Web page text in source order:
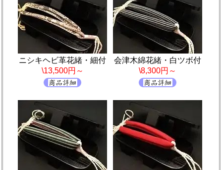
ニシキヘビ革花緒・細付
\13,500円～
会津木綿花緒・白ツボ付
\8,300円～